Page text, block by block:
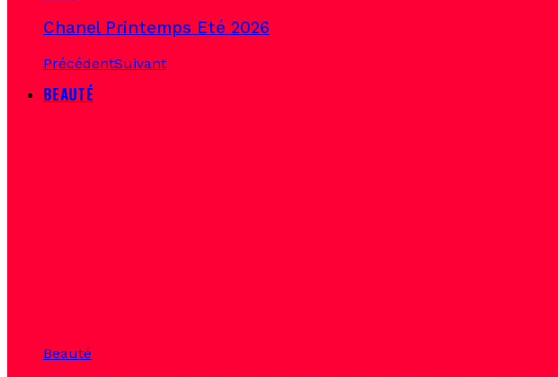
Chanel Printemps Eté 2026
PrécédentSuivant
BEAUTÉ
Beauté